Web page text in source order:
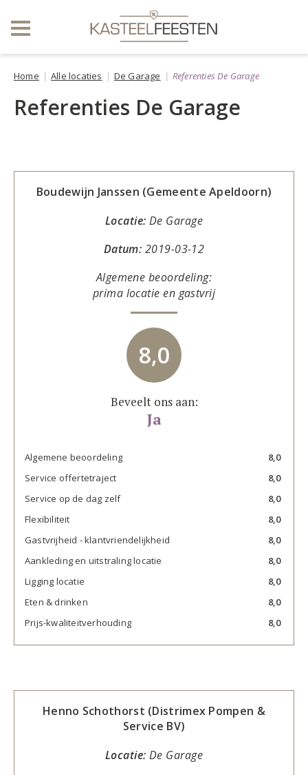
Home Alle locaties De Garage Referenties De Garage
Referenties De Garage
Boudewijn Janssen (Gemeente Apeldoorn)
Locatie: De Garage
Datum: 2019-03-12
Algemene beoordeling:
prima locatie en gastvrij
8,0
Beveelt ons aan:
Ja
Algemene beoordeling
8,0
Service offertetraject
8,0
Service op de dag zelf
8,0
Flexibiliteit
8,0
Gastvrijheid - klantvriendelijkheid
8,0
Aankleding en uitstraling locatie
8,0
Ligging locatie
8,0
Eten & drinken
8,0
Prijs-kwaliteitverhouding
8,0
Henno Schothorst (Distrimex Pompen &
Service BV)
Locatie: De Garage